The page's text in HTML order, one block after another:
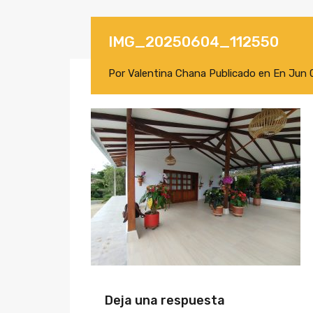
IMG_20250604_112550
Por Valentina Chana Publicado en En Jun
Deja una respuesta